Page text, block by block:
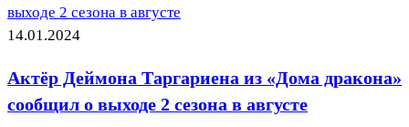
выходе 2 сезона в августе
14.01.2024
Актёр Деймона Таргариена из «Дома дракона»
сообщил о выходе 2 сезона в августе